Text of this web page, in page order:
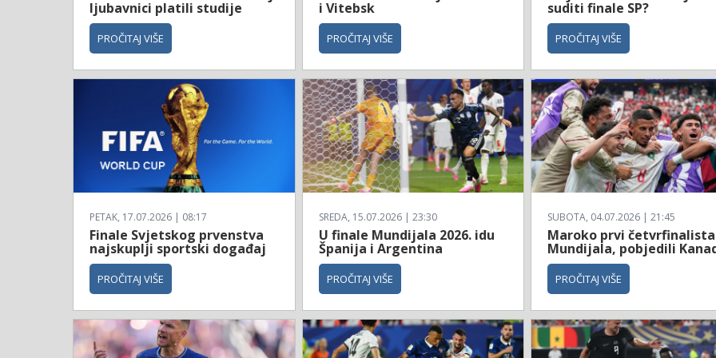
ljubavnici platili studije
PROČITAJ VIŠE
i Vitebsk
PROČITAJ VIŠE
suditi finale SP?
PROČITAJ VIŠE
PETAK, 17.07.2026 | 08:17
Finale Svjetskog prvenstva
najskuplji sportski događaj
PROČITAJ VIŠE
SREDA, 15.07.2026 | 23:30
U finale Mundijala 2026. idu
Španija i Argentina
PROČITAJ VIŠE
SUBOTA, 04.07.2026 | 21:45
Maroko prvi četvrfinalista
Mundijala, pobjedili
PROČITAJ VIŠE